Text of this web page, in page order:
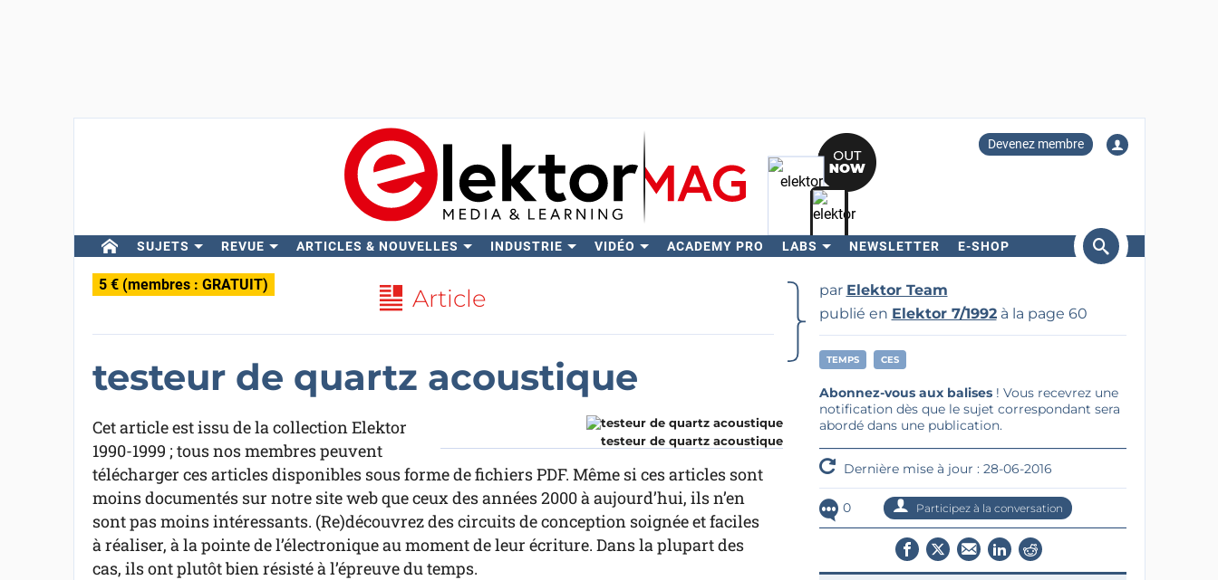
Devenez membre
SUJETS REVUE ARTICLES & NOUVELLES INDUSTRIE VIDÉO ACADEMY PRO LABS NEWSLETTER E-SHOP
Rechercher
5 € (membres : GRATUIT) Article
testeur de quartz acoustique
testeur de quartz acoustique
Cet article est issu de la collection Elektor
1990-1999 ; tous nos membres peuvent
télécharger ces articles disponibles sous forme de fichiers PDF. Même si ces articles sont
moins documentés sur notre site web que ceux des années 2000 à aujourd’hui, ils n’en
sont pas moins intéressants. (Re)découvrez des circuits de conception soignée et faciles
à réaliser, à la pointe de l’électronique au moment de leur écriture. Dans la plupart des
cas, ils ont plutôt bien résisté à l’épreuve du temps.
par Elektor Team
publié en Elektor 7/1992à la page 60
TEMPS CES
Abonnez-vous aux balises! Vous recevrez une
notification dès que le sujet correspondant sera
abordé dans une publication.
Dernière mise à jour : 28-06-2016
0 Participez à la conversation